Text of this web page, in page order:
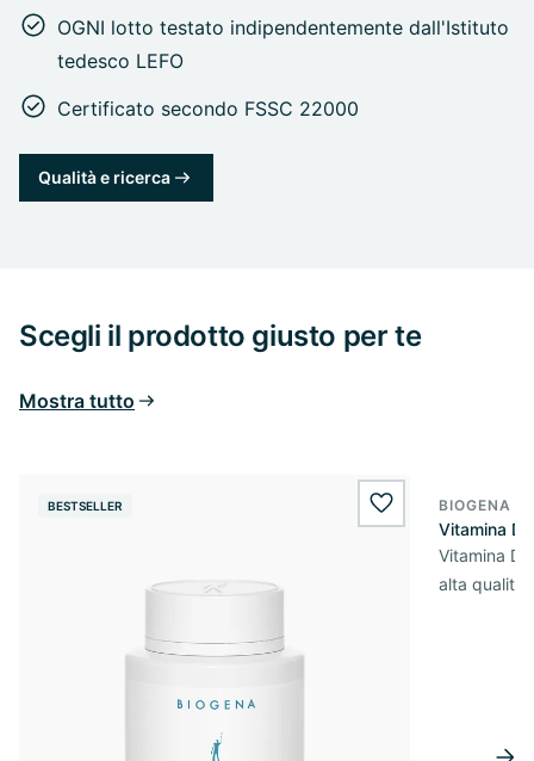
OGNI lotto testato indipendentemente dall'Istituto
tedesco LEFO
Certificato secondo FSSC 22000
Qualità e ricerca
Scegli il prodotto giusto per te
Mostra tutto
BESTSELLER wishlist.add
BIOGENA
Vitamina
Vitamina
alta qualità